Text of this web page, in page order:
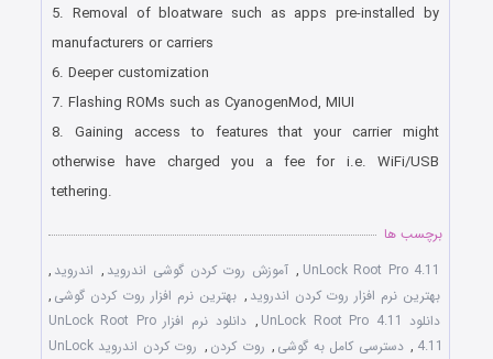
5. Removal of bloatware such as apps pre-installed by
manufacturers or carriers
6. Deeper customization
7. Flashing ROMs such as CyanogenMod, MIUI
8. Gaining access to features that your carrier might
otherwise have charged you a fee for i.e. WiFi/USB
tethering.
برچسب ها
UnLock Root Pro 4.11
, آموزش روت کردن گوشی اندروید , اندروید ,
بهترین نرم افزار روت کردن اندروید , بهترین نرم افزار روت کردن گوشی ,
دانلود UnLock Root Pro 4.11
,
دانلود نرم افزار UnLock Root Pro
4.11
, دسترسی کامل به گوشی , روت کردن ,
روت کردن اندروید UnLock